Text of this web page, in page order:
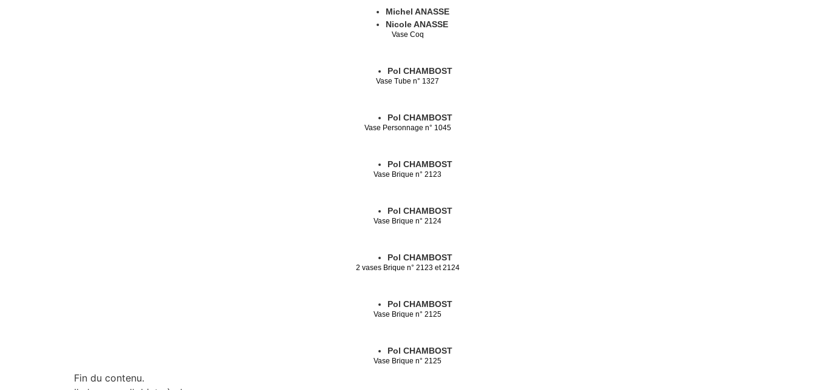
Michel ANASSE
Nicole ANASSE
Vase Coq
Pol CHAMBOST
Vase Tube n° 1327
Pol CHAMBOST
Vase Personnage n° 1045
Pol CHAMBOST
Vase Brique n° 2123
Pol CHAMBOST
Vase Brique n° 2124
Pol CHAMBOST
2 vases Brique n° 2123 et 2124
Pol CHAMBOST
Vase Brique n° 2125
Pol CHAMBOST
Vase Brique n° 2125
Fin du contenu.